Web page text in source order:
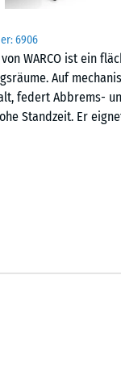
6906
WARCO ist ein
Auf
federt Abbrems-
Standzeit. Er